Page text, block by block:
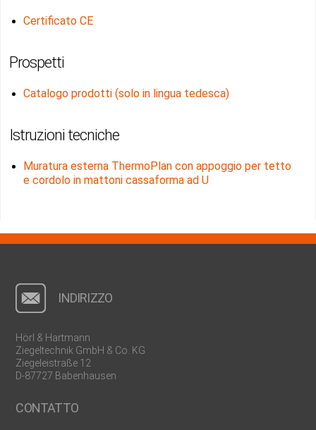
Certificato CE
Prospetti
Catalogo prodotti (solo in lingua tedesca)
Istruzioni tecniche
Muratura esterna ThermoPlan con appoggio per tetto
e cordolo in mattoni cassaforma ad U
INDIRIZZO
Hörl & Hartmann
Ziegeltechnik GmbH & Co. KG
Ziegeleistraße 12
D-87727 Babenhausen
CONTATTO